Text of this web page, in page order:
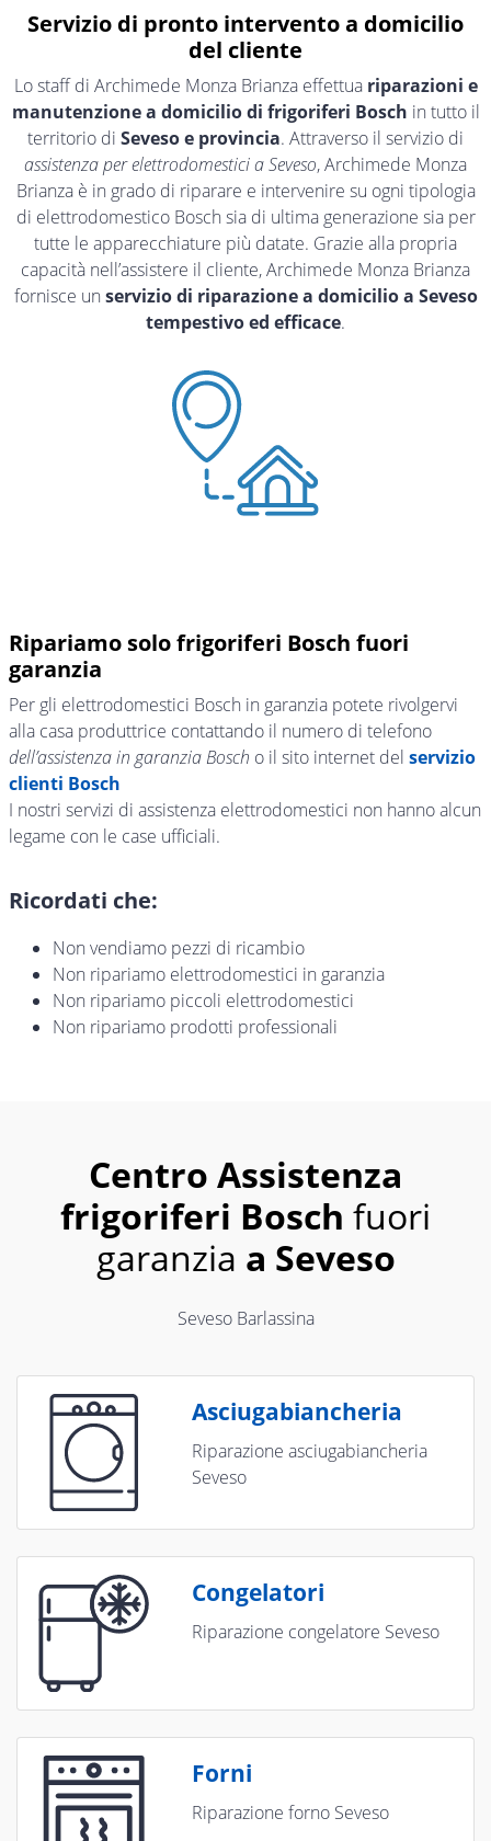
Servizio di pronto intervento a domicilio
del cliente
Lo staff di Archimede Monza Brianza effettua riparazioni e
manutenzione a domicilio di frigoriferi Bosch in tutto il
territorio di Seveso e provincia. Attraverso il servizio di
assistenza per elettrodomestici a Seveso, Archimede Monza
Brianza è in grado di riparare e intervenire su ogni tipologia
di elettrodomestico Bosch sia di ultima generazione sia per
tutte le apparecchiature più datate. Grazie alla propria
capacità nell’assistere il cliente, Archimede Monza Brianza
fornisce un servizio di riparazione a domicilio a Seveso
tempestivo ed efficace.
Ripariamo solo frigoriferi Bosch fuori
garanzia
Per gli elettrodomestici Bosch in garanzia potete rivolgervi
alla casa produttrice contattando il numero di telefono
dell’assistenza in garanzia Bosch o il sito internet del servizio
clienti Bosch
I nostri servizi di assistenza elettrodomestici non hanno alcun
legame con le case ufficiali.
Ricordati che:
Non vendiamo pezzi di ricambio
Non ripariamo elettrodomestici in garanzia
Non ripariamo piccoli elettrodomestici
Non ripariamo prodotti professionali
Centro Assistenza
frigoriferi Bosch fuori
garanzia a Seveso
Seveso Barlassina
Asciugabiancheria
Riparazione asciugabiancheria
Seveso
Congelatori
Riparazione congelatore Seveso
Forni
Riparazione forno Seveso